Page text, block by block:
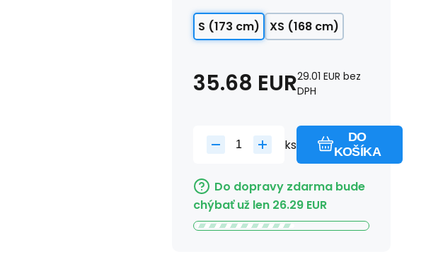
S (173 cm) XS (168 cm)
35.68 EUR29.01 EUR bez
DPH
ks
DO
KOŠÍKA
Do dopravy zdarma bude
chýbať už len 26.29 EUR